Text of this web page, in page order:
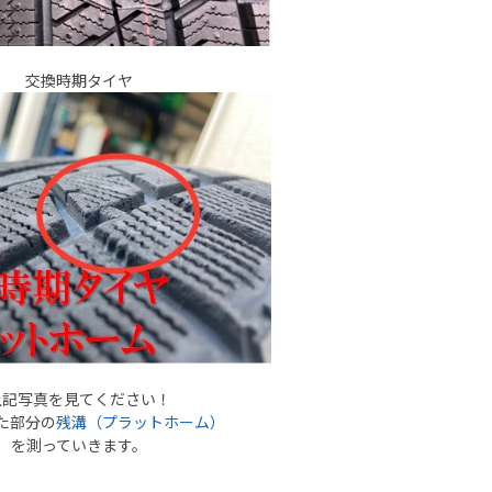
交換時期タイヤ
写真を見てください！
部分の残溝（プラットホーム）
を測っていきます。